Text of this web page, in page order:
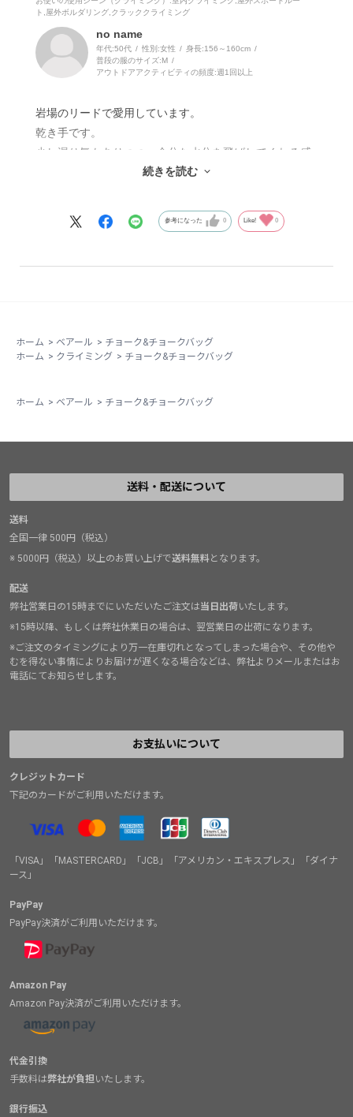
ト,屋外ボルダリング,クラッククライミング
no name
年代:50代 性別:女性 身長:156～160cm
普段の服のサイズ:M
アウトドアアクティビティの頻度:週1回以上
岩場のリードで愛用しています。
乾き手です。
少し湿り気もありつつ、余分な水分を飛ばしてくれる感
じが気にいってます。続きを読む
参考になった 0 Like! 0
ホーム > ベアール > チョーク&チョークバッグ
ホーム > クライミング > チョーク&チョークバッグ
ホーム > ベアール > チョーク&チョークバッグ
送料・配送について
送料
全国一律 500円（税込）
※ 5000円（税込）以上のお買い上げで送料無料となります。
配送
弊社営業日の15時までにいただいたご注文は当日出荷いたします。
※15時以降、もしくは弊社休業日の場合は、翌営業日の出荷になります。
※ご注文のタイミングにより万一在庫切れとなってしまった場合や、その他や
むを得ない事情によりお届けが遅くなる場合などは、弊社よりメールまたはお
電話にてお知らせします。
お支払いについて
クレジットカード
下記のカードがご利用いただけます。
「VISA」「MASTERCARD」「JCB」「アメリカン・エキスプレス」「ダイナ
ース」
PayPay
PayPay決済がご利用いただけます。
Amazon Pay
Amazon Pay決済がご利用いただけます。
代金引換
手数料は弊社が負担いたします。
銀行振込